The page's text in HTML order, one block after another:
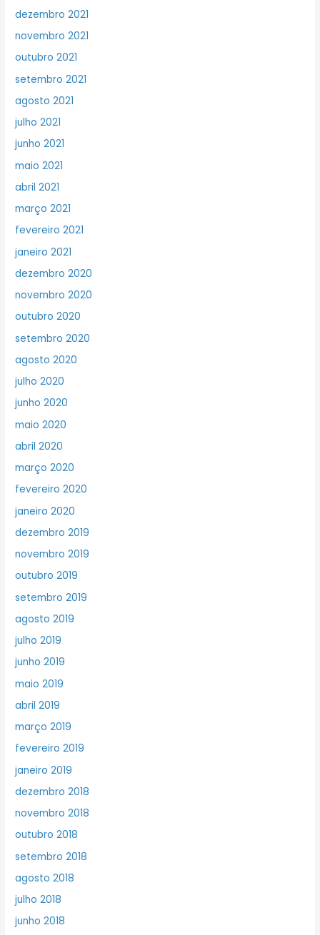
dezembro 2021
novembro 2021
outubro 2021
setembro 2021
agosto 2021
julho 2021
junho 2021
maio 2021
abril 2021
março 2021
fevereiro 2021
janeiro 2021
dezembro 2020
novembro 2020
outubro 2020
setembro 2020
agosto 2020
julho 2020
junho 2020
maio 2020
abril 2020
março 2020
fevereiro 2020
janeiro 2020
dezembro 2019
novembro 2019
outubro 2019
setembro 2019
agosto 2019
julho 2019
junho 2019
maio 2019
abril 2019
março 2019
fevereiro 2019
janeiro 2019
dezembro 2018
novembro 2018
outubro 2018
setembro 2018
agosto 2018
julho 2018
junho 2018